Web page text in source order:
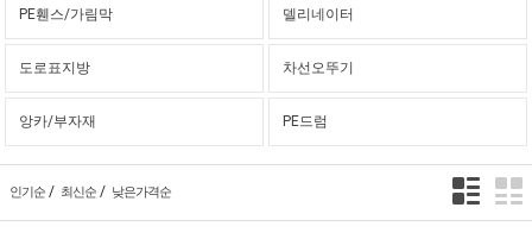
PE휀스/가림막 델리네이터
도로표지방 차선오뚜기
앙카/부자재 PE드럼
인기순 / 최신순 / 낮은가격순